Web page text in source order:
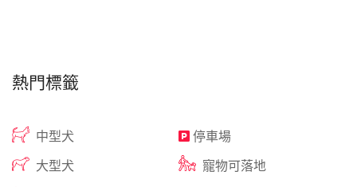
熱門標籤
中型犬
停車場
大型犬
寵物可落地